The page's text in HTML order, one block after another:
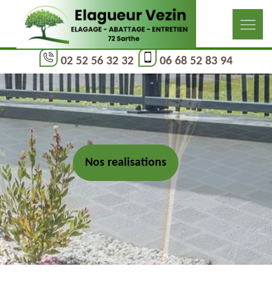
02 52 56 32 32 06 68 52 83 94
Nos realisations